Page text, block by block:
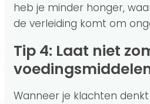
heb je minder honger,
de verleiding komt om
Tip 4: Laat niet zomaar
Wanneer je klachten